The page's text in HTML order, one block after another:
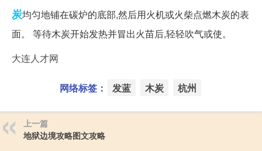
炭均匀地铺在碳炉的底部,然后用火机或火柴点燃木炭的表
面。 等待木炭开始发热并冒出火苗后,轻轻吹气或使。
大连人才网
网络标签： 发蓝 木炭 杭州
上一篇
地狱边境攻略图文攻略